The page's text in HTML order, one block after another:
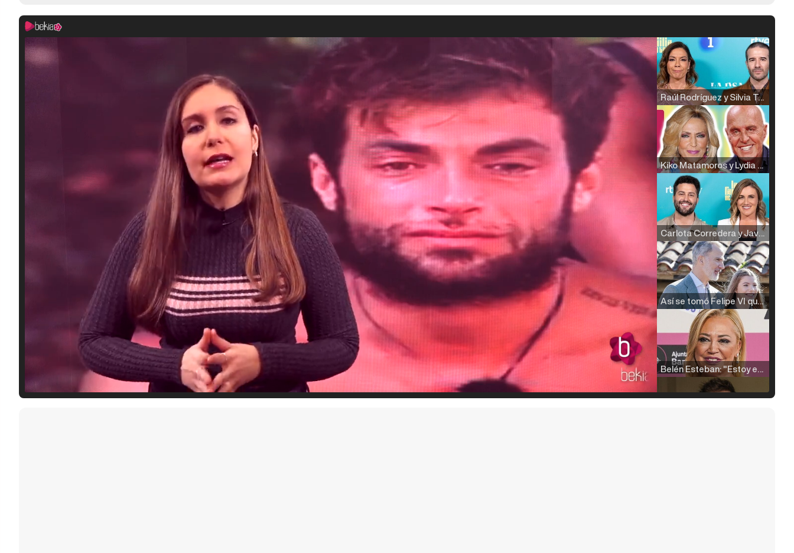
Raúl Rodríguez y Silvia Taulés nos cuentan su papel en 'La familia de la tele'
Kiko Matamoros y Lydia Lozano: "Nuestro público es de todas las edades y RTVE tiene un público muy pegado a las novelas, al que tenemos que captar"
Carlota Corredera y Javier de Hoyos: "La tele tiene que representar al público también y aquí están todos los perfiles posibles&quo;
Así se tomó Felipe VI que la Infanta Sofía no quisiera recibir formación militar
Belén Esteban: "Estoy emocionada, muy contenta y muy feliz por llegar a RTVE"